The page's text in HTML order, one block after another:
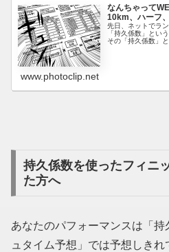
なんちゃって
10km、ハーフ
先日、ネットでラ
「持久係数」とい
その「持久係数」
www.photoclip.net
持久係数を使ったフィニ
た方へ
あなたのパフォーマンスは「
ュタイム予想」では予想しき